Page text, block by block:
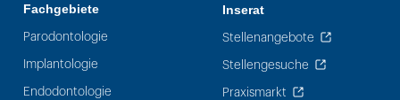
Fachgebiete
Parodontologie
Implantologie
Endodontologie
Inserat
Stellenangebote
Stellengesuche
Praxismarkt